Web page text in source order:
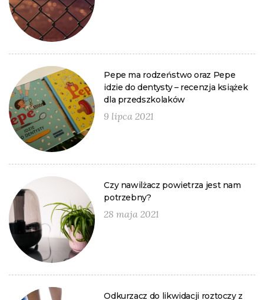
Pepe ma rodzeństwo oraz Pepe
idzie do dentysty – recenzja książek
dla przedszkolaków
9 lipca 2021
Czy nawilżacz powietrza jest nam
potrzebny?
28 maja 2021
Odkurzacz do likwidacji roztoczy z